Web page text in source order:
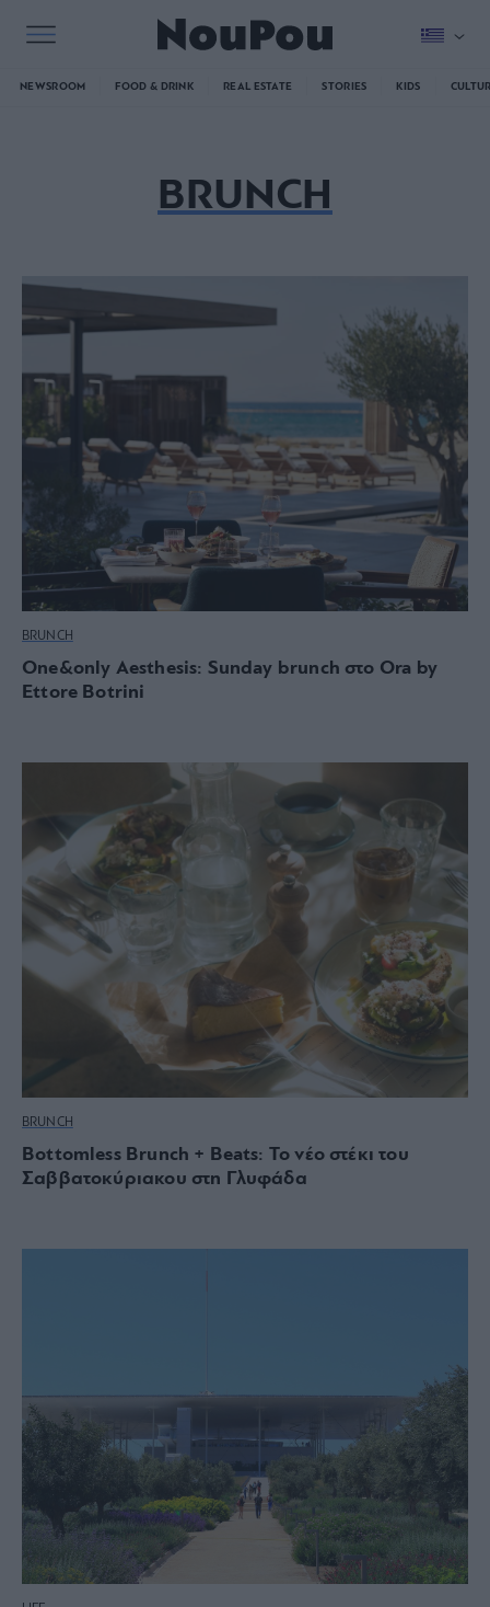
NEWSROOM FOOD & DRINK REAL ESTATE STORIES KIDS
BRUNCH
BRUNCH
One&only Aesthesis: Sunday brunch στο Ora by
Ettore Botrini
BRUNCH
Bottomless Brunch + Βeats: Το νέο στέκι του
Σαββατοκύριακου στη Γλυφάδα